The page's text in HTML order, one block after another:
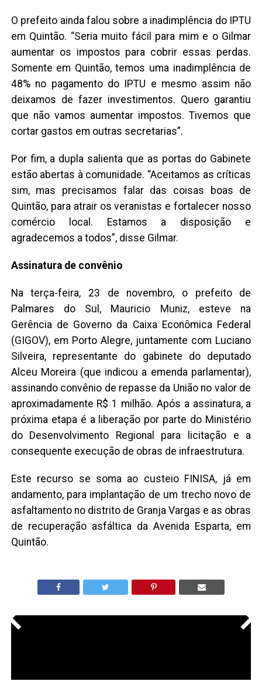
O prefeito ainda falou sobre a inadimplência do IPTU
em Quintão. “Seria muito fácil para mim e o Gilmar
aumentar os impostos para cobrir essas perdas.
Somente em Quintão, temos uma inadimplência de
48% no pagamento do IPTU e mesmo assim não
deixamos de fazer investimentos. Quero garantiu
que não vamos aumentar impostos. Tivemos que
cortar gastos em outras secretarias”.
Por fim, a dupla salienta que as portas do Gabinete
estão abertas à comunidade. “Aceitamos as críticas
sim, mas precisamos falar das coisas boas de
Quintão, para atrair os veranistas e fortalecer nosso
comércio local. Estamos a disposição e
agradecemos a todos”, disse Gilmar.
Assinatura de convênio
Na terça-feira, 23 de novembro, o prefeito de
Palmares do Sul, Mauricio Muniz, esteve na
Gerência de Governo da Caixa Econômica Federal
(GIGOV), em Porto Alegre, juntamente com Luciano
Silveira, representante do gabinete do deputado
Alceu Moreira (que indicou a emenda parlamentar),
assinando convênio de repasse da União no valor de
aproximadamente R$ 1 milhão. Após a assinatura, a
próxima etapa é a liberação por parte do Ministério
do Desenvolvimento Regional para licitação e a
consequente execução de obras de infraestrutura.
Este recurso se soma ao custeio FINISA, já em
andamento, para implantação de um trecho novo de
asfaltamento no distrito de Granja Vargas e as obras
de recuperação asfáltica da Avenida Esparta, em
Quintão.
< >